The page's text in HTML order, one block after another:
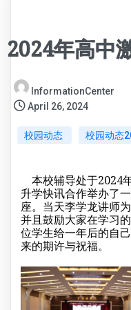
2024年高中
InformationCenter
April 26, 2024
校园动态 校园动态
本校辅导处于2024
升学快讯合作举办了
座。当天李学龙讲师
并且鼓励大家在学习
位学生给一年后的自
来的期许与祝福。